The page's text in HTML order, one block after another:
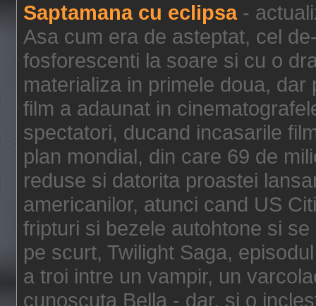
Saptamana cu eclipsa-
Asa cum era de asteptat, cel
fosforescenti la soare si cu o
materializa in primele doua,
film a adaunat in
spectatori, ducand incasarile
plan mondial, din care 69 de
reduse si datorita proastei
americanilor, atunci cand US
fripturi si bezele autohtone si
pe scurt, Twilight Saga,
a troi intre un vampir, un
cunoscuta Bella - dar, si o